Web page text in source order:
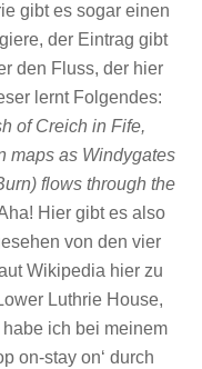
gibt es sogar einen
der Eintrag gibt
den Fluss, der hier
lernt Folgendes:
of Creich in Fife,
maps as Windygates
flows through the
Hier gibt es also
von den vier
Wikipedia hier zu
Luthrie House,
ich bei meinem
on-stay on‘ durch